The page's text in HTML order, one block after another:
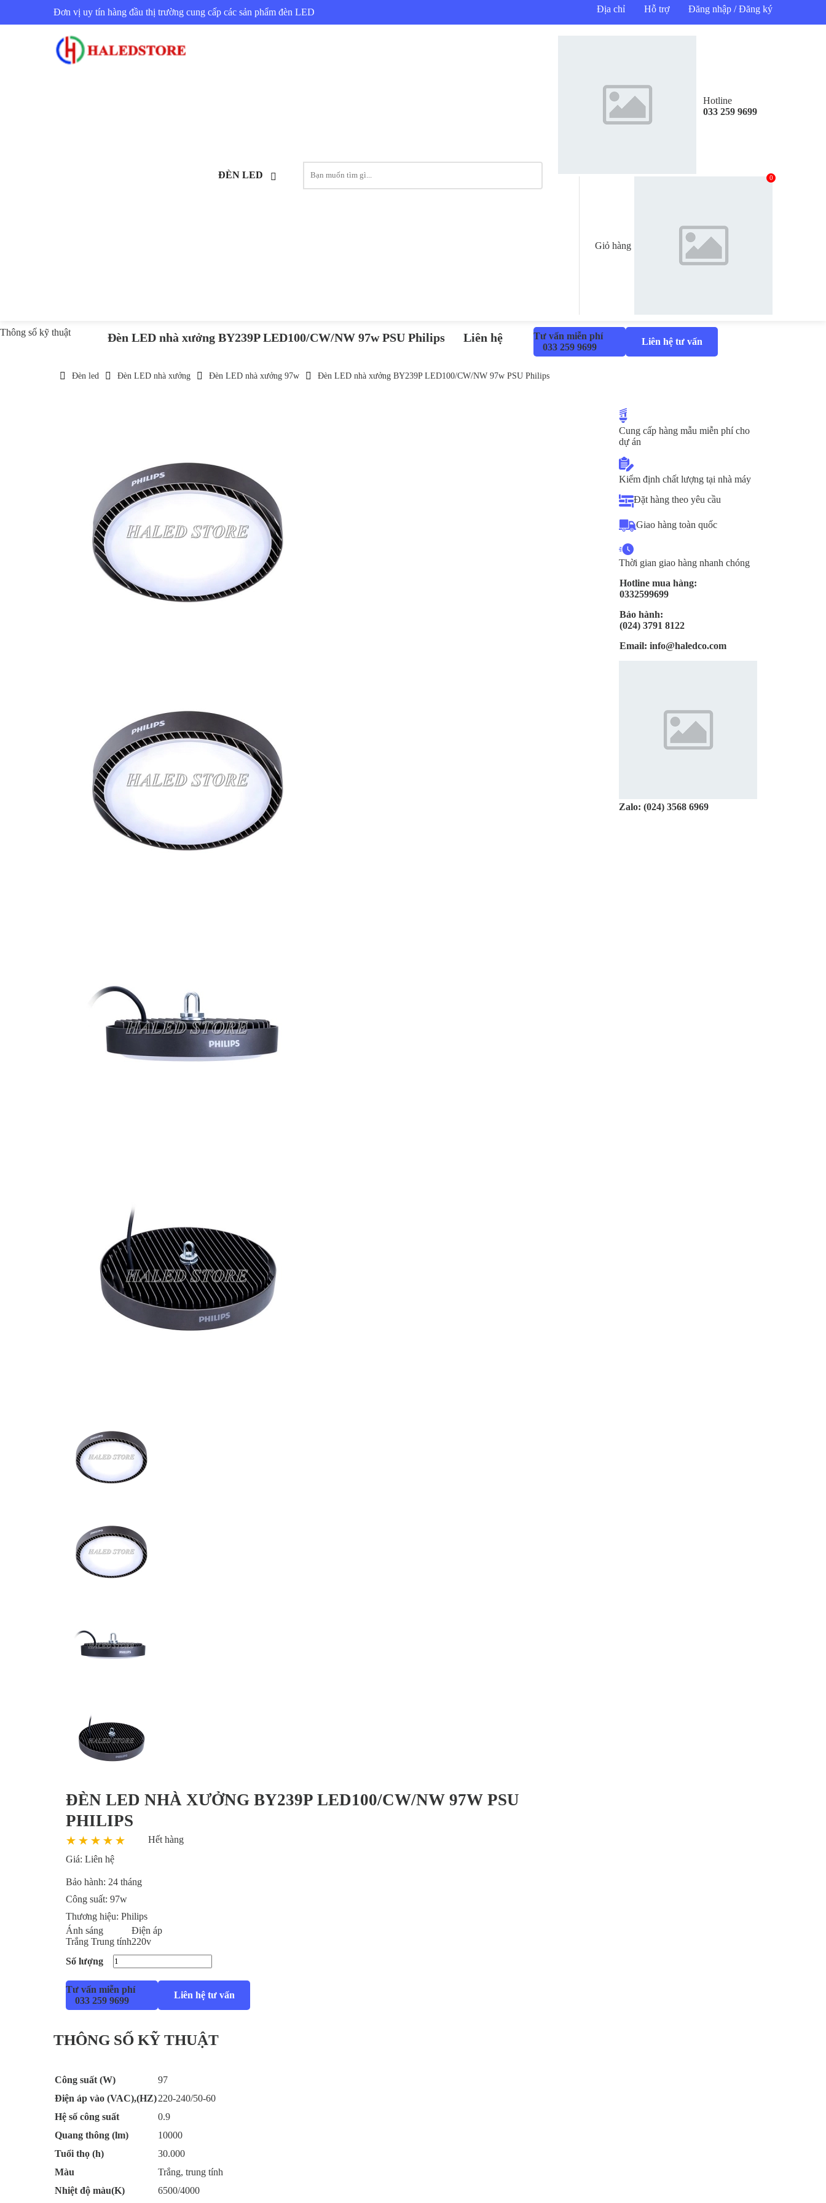
Đơn vị uy tín hàng đầu thị trường cung cấp các sản phẩm đèn LED Địa chỉ Hỗ trợ Đăng nhập / Đăng ký
ĐÈN LED
Hotline
033 259 9699
Giỏ hàng
0
Thông số kỹ thuật Đèn LED nhà xưởng BY239P LED100/CW/NW 97w PSU Philips Liên hệ
Tư vấn miễn phí
033 259 9699
Liên hệ tư vấn
Đèn led Đèn LED nhà xưởng Đèn LED nhà xưởng 97w Đèn LED nhà xưởng BY239P LED100/CW/NW 97w PSU Philips
ĐÈN LED NHÀ XƯỞNG BY239P LED100/CW/NW 97W PSU
PHILIPS
Hết hàng
Giá: Liên hệ
Bảo hành: 24 tháng
Công suất: 97w
Thương hiệu: Philips
Ánh sáng
Trắng Trung tính
Điện áp
220v
Số lượng
Tư vấn miễn phí
033 259 9699
Liên hệ tư vấn
THÔNG SỐ KỸ THUẬT
Công suất (W)
97
Điện áp vào (VAC),(HZ)220-240/50-60
Hệ số công suất
0.9
Quang thông (lm)
10000
Tuổi thọ (h)
30.000
Màu
Trắng, trung tính
Nhiệt độ màu(K)
6500/4000
Cung cấp hàng mẫu miễn phí cho
dự án
Kiểm định chất lượng tại nhà máy
Đặt hàng theo yêu cầu
Giao hàng toàn quốc
Thời gian giao hàng nhanh chóng
Hotline mua hàng:
0332599699
Bảo hành:
(024) 3791 8122
Email: info@haledco.com
Zalo: (024) 3568 6969